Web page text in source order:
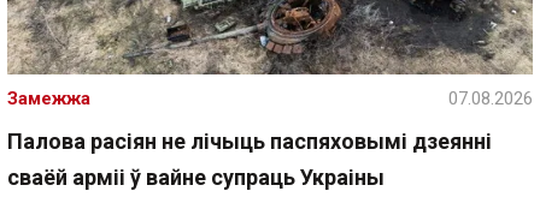
Палова расіян не лічыць паспяховымі дзеянні
сваёй арміі ў вайне супраць Украіны
Замежжа 07.08.2026